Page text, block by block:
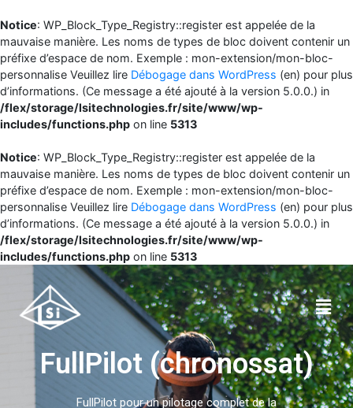
Notice: WP_Block_Type_Registry::register est appelée de la
mauvaise manière. Les noms de types de bloc doivent contenir un
préfixe d’espace de nom. Exemple : mon-extension/mon-bloc-
personnalise Veuillez lire Débogage dans WordPress (en) pour plus
d’informations. (Ce message a été ajouté à la version 5.0.0.) in
/flex/storage/lsitechnologies.fr/site/www/wp-
includes/functions.php on line 5313
Notice: WP_Block_Type_Registry::register est appelée de la
mauvaise manière. Les noms de types de bloc doivent contenir un
préfixe d’espace de nom. Exemple : mon-extension/mon-bloc-
personnalise Veuillez lire Débogage dans WordPress (en) pour plus
d’informations. (Ce message a été ajouté à la version 5.0.0.) in
/flex/storage/lsitechnologies.fr/site/www/wp-
includes/functions.php on line 5313
FullPilot (chronossat)
FullPilot pour un pilotage complet de la